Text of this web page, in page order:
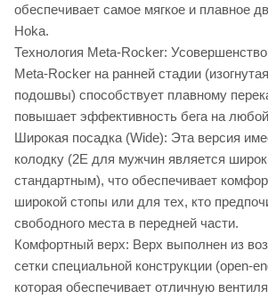
обеспечивает самое мягкое и плавное
Hoka.
Технология Meta-Rocker:
Meta-Rocker на ранней стадии
подошвы) способствует плавному
повышает эффективность бега на
Широкая посадка (Wide): Эта версия
колодку (2E для мужчин является
стандартным), что обеспечивает
широкой стопы или для тех, кто
свободного места в передней части.
Комфортный верх: Верх выполнен из
сетки специальной конструкции (open-
которая обеспечивает отличную